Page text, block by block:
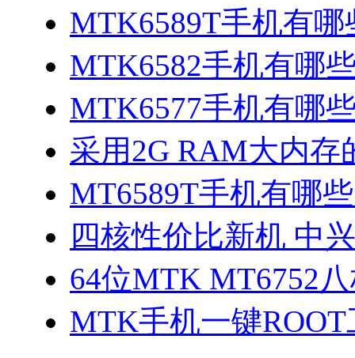
MTK6589T手机有
MTK6582手机有哪
MTK6577手机有哪
采用2G RAM大内存
MT6589T手机有哪
四核性价比新机 中
64位MTK MT6752
MTK手机一键